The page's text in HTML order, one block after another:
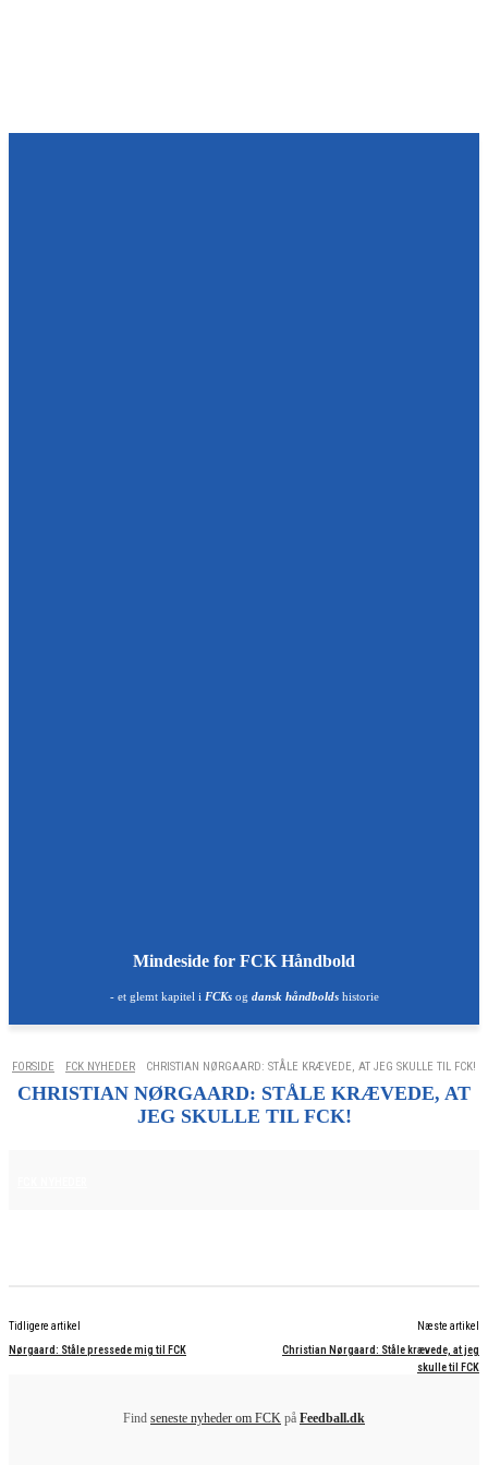
Mindeside for FCK Håndbold
- et glemt kapitel i FCKsog dansk håndboldshistorie
FORSIDE FCK NYHEDER CHRISTIAN NØRGAARD: STÅLE KRÆVEDE, AT JEG SKULLE TIL FCK!
CHRISTIAN NØRGAARD: STÅLE KRÆVEDE, AT
JEG SKULLE TIL FCK!
Tidligere artikel
Nørgaard: Ståle pressede mig til FCK
Næste artikel
Christian Nørgaard: Ståle krævede, at jeg
skulle til FCK
Find seneste nyheder om FCK på Feedball.dk